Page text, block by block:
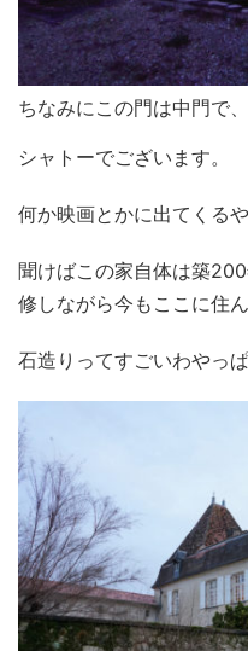
ちなみにこの門は中門で
シャトーでございます。
何か映画とかに出てくるや
聞けばこの家自体は築
修しながら今もここに住
石造りってすごいわやっぱ